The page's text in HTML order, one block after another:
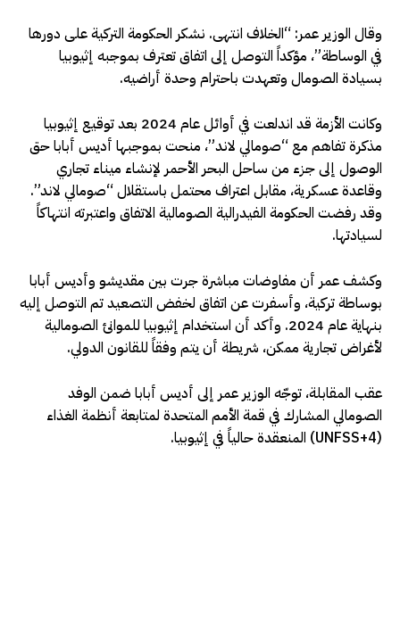
وقال الوزير عمر: “الخلاف انتهى. نشكر الحكومة التركية على دورها
في الوساطة”، مؤكداً التوصل إلى اتفاق تعترف بموجبه إثيوبيا
بسيادة الصومال وتعهدت باحترام وحدة أراضيه.
وكانت الأزمة قد اندلعت في أوائل عام 2024 بعد توقيع إثيوبيا
مذكرة تفاهم مع “صومالي لاند”، منحت بموجبها أديس أبابا حق
الوصول إلى جزء من ساحل البحر الأحمر لإنشاء ميناء تجاري
وقاعدة عسكرية، مقابل اعتراف محتمل باستقلال “صومالي لاند”.
وقد رفضت الحكومة الفيدرالية الصومالية الاتفاق واعتبرته انتهاكاً
لسيادتها.
وكشف عمر أن مفاوضات مباشرة جرت بين مقديشو وأديس أبابا
بوساطة تركية، وأسفرت عن اتفاق لخفض التصعيد تم التوصل إليه
بنهاية عام 2024. وأكد أن استخدام إثيوبيا للموانئ الصومالية
لأغراض تجارية ممكن، شريطة أن يتم وفقاً للقانون الدولي.
عقب المقابلة، توجّه الوزير عمر إلى أديس أبابا ضمن الوفد
الصومالي المشارك في قمة الأمم المتحدة لمتابعة أنظمة الغذاء
(UNFSS+4) المنعقدة حالياً في إثيوبيا.